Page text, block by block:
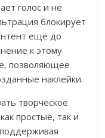
голос и не
блокирует
ещё до
к этому
позволяющее
наклейки.
творческое
простые, так и